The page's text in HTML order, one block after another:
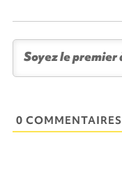
0 COMMENTAIRES